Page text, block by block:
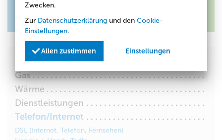
Strom
Gas
Wärme
Dienstleistungen
Telefon/Internet
DSL (Internet, Telefon, Fernsehen)
Zwecken.
Zur Datenschutzerklärung und den Cookie-
Einstellungen.
Allen zustimmen Einstellungen